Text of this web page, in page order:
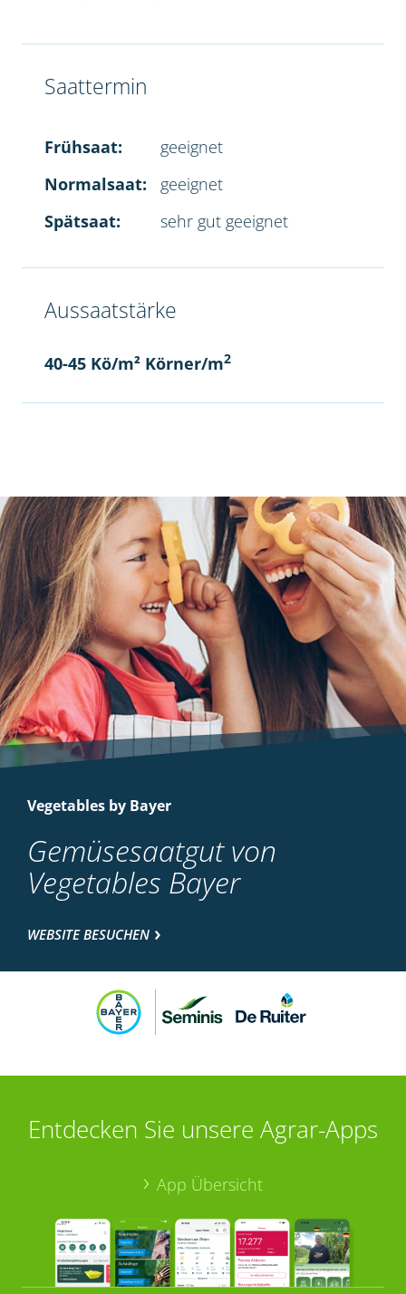
Saattermin
Frühsaat:
geeignet
Normalsaat:
geeignet
Spätsaat:
sehr gut geeignet
Aussaatstärke
40-45 Kö/m² Körner/m2
Vegetables by Bayer
Gemüsesaatgut von
Vegetables Bayer
WEBSITE BESUCHEN
Entdecken Sie unsere Agrar-Apps
App Übersicht